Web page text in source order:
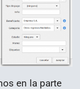
en la parte